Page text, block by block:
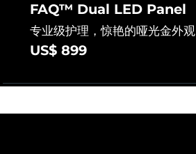
FAQ™ Dual LED Panel
专业级护理，惊艳的哑光金外观
US$ 899